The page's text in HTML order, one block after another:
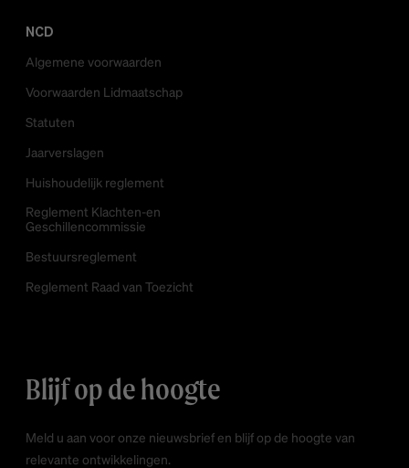
NCD
Algemene voorwaarden
Voorwaarden Lidmaatschap
Statuten
Jaarverslagen
Huishoudelijk reglement
Reglement Klachten-en
Geschillencommissie
Bestuursreglement
Reglement Raad van Toezicht
Blijf op de hoogte
Meld u aan voor onze nieuwsbrief en blijf op de hoogte van
relevante ontwikkelingen.